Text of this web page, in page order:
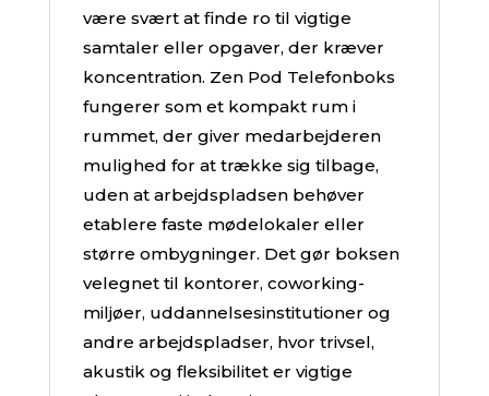
være svært at finde ro til vigtige
samtaler eller opgaver, der kræver
koncentration. Zen Pod Telefonboks
fungerer som et kompakt rum i
rummet, der giver medarbejderen
mulighed for at trække sig tilbage,
uden at arbejdspladsen behøver
etablere faste mødelokaler eller
større ombygninger. Det gør boksen
velegnet til kontorer, coworking-
miljøer, uddannelsesinstitutioner og
andre arbejdspladser, hvor trivsel,
akustik og fleksibilitet er vigtige